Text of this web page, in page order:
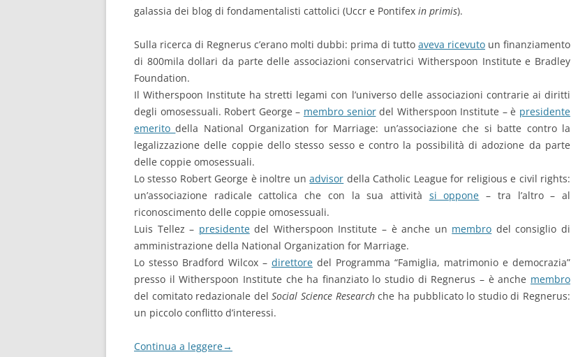
galassia dei blog di fondamentalisti cattolici (Uccr e Pontifex in primis).
Sulla ricerca di Regnerus c’erano molti dubbi: prima di tutto aveva ricevuto un finanziamento
di 800mila dollari da parte delle associazioni conservatrici Witherspoon Institute e Bradley
Foundation.
Il Witherspoon Institute ha stretti legami con l’universo delle associazioni contrarie ai diritti
degli omosessuali. Robert George – membro seniordel Witherspoon Institute – è presidente
emeritodella National Organization for Marriage: un’associazione che si batte contro la
legalizzazione delle coppie dello stesso sesso e contro la possibilità di adozione da parte
delle coppie omosessuali.
Lo stesso Robert George è inoltre unadvisor della Catholic League for religious e civil rights:
un’associazione radicale cattolica che con la sua attività si oppone – tra l’altro – al
riconoscimento delle coppie omosessuali.
Luis Tellez – presidentedel Witherspoon Institute – è anche un membro del consiglio di
amministrazione della National Organization for Marriage.
Lo stesso Bradford Wilcox – direttore del Programma “Famiglia, matrimonio e democrazia”
presso il Witherspoon Institute che ha finanziato lo studio di Regnerus – è anche membro
del comitato redazionale delSocial Science Researchche ha pubblicato lo studio di Regnerus:
un piccolo conflitto d’interessi.
Continua a leggere→